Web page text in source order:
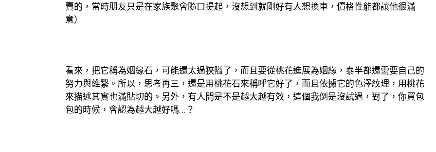
賣的，當時朋友只是在家族聚會隨口提起，沒想到就剛好有人想換車，價格性能都讓他很滿
意）
看來，把它稱為姻緣石，可能還太過狹隘了，而且要從桃花進展為姻緣，泰半都還需要自己的
努力與維繫。所以，思考再三，還是用桃花石來稱呼它好了，而且依據它的色澤紋理，用桃花
來描述其實也滿貼切的。另外，有人問是不是越大越有效，這個我倒是沒試過，對了，你買包
包的時候，會認為越大越好嗎…？